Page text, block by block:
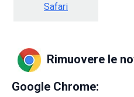
Safari
Rimuovere le
Google Chrome: